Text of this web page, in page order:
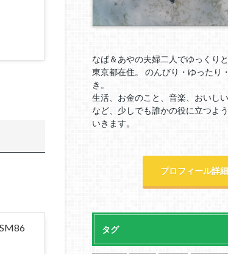
なば＆あやの夫婦二人でゆっくり
東京都在住。 のんびり・ゆったり
き。
生活、お金のこと、音楽、おいし
など、少しでも誰かの役に立つよ
いきます。
プロフィール詳細
タグ